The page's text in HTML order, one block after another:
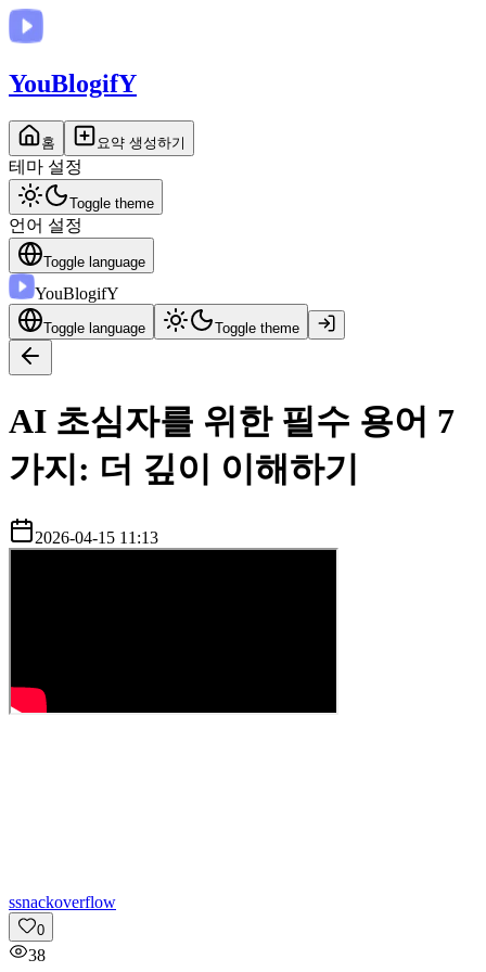
YouBlogifY
홈 요약 생성하기
테마 설정
Toggle theme
언어 설정
Toggle language
YouBlogifY
Toggle language Toggle theme
AI 초심자를 위한 필수 용어 7
가지: 더 깊이 이해하기
2026-04-15 11:13
ssnackoverflow
0
38